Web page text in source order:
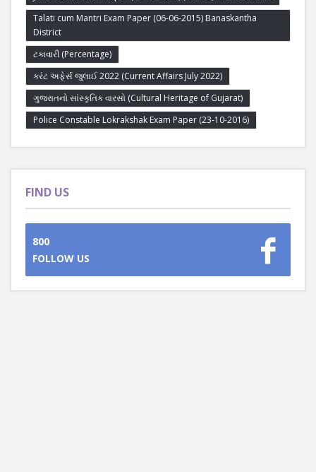
Talati cum Mantri Exam Paper (06-06-2015) Banaskantha
District
ટકાવારી (Percentage)
કરંટ અફેર્સ જુલાઈ 2022 (Current Affairs July 2022)
ગુજરાતનો સાંસ્કૃતિક વારસો (Cultural Heritage of Gujarat)
Police Constable Lokrakshak Exam Paper (23-10-2016)
FIND US
800
FOLLOW US